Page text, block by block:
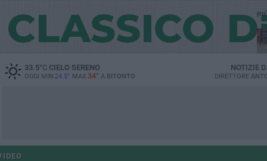
33.5°CCIELO SERENO
OGGI MIN 24.5° MAX 34° A BITONTO
NOTIZIE
DIRETTORE